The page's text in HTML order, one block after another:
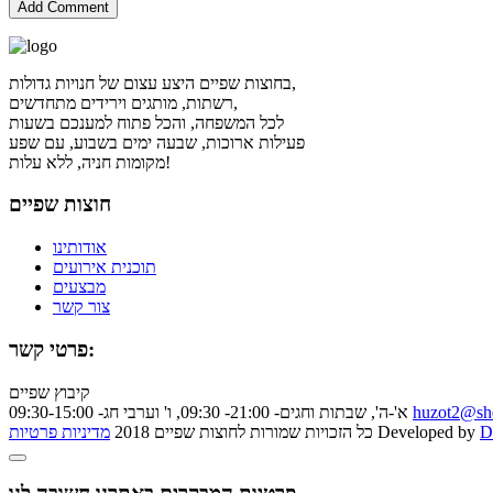
בחוצות שפיים היצע עצום של חנויות גדולות,
רשתות, מותגים וירידים מתחדשים,
לכל המשפחה, והכל פתוח למענכם בשעות
פעילות ארוכות, שבעה ימים בשבוע, עם שפע
מקומות חניה, ללא עלות!
חוצות שפיים
אודותינו
תוכנית אירועים
מבצעים
צור קשר
פרטי קשר:
קיבוץ שפיים
כל הזכויות שמורות לחוצות שפיים 2018
מדיניות פרטיות Developed by